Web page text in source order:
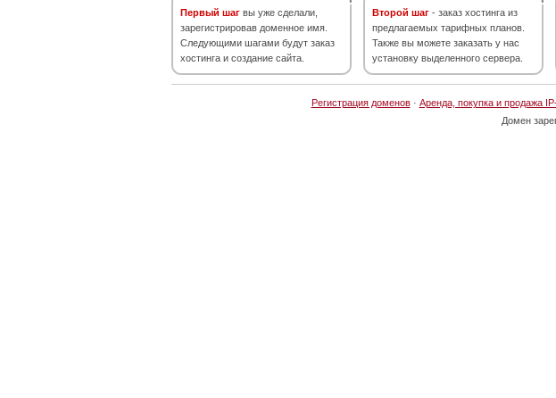
Первый шаг вы уже сделали,
зарегистрировав доменное имя.
Следующими шагами будут заказ
хостинга и создание сайта.
Второй шаг - заказ хостинга из
предлагаемых тарифных планов.
Также вы можете заказать у нас
установку выделенного сервера.
Регистрация доменов· Аренда, покупка и продажа
Домен